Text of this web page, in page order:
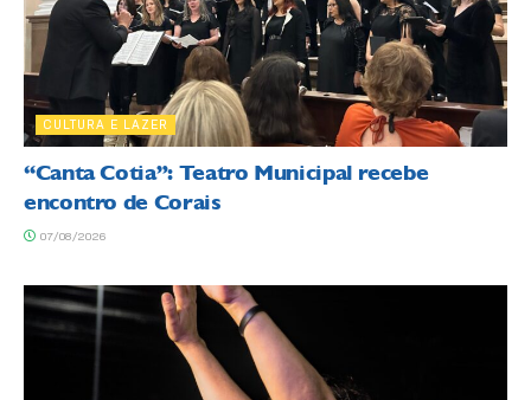
CULTURA E LAZER
“Canta Cotia”: Teatro Municipal recebe
encontro de Corais
07/08/2026